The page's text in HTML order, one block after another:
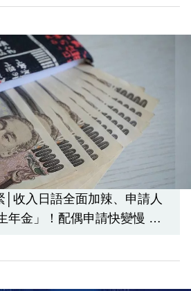
│收入日語全面加辣、申請人
年金」！配偶申請快變慢 趕